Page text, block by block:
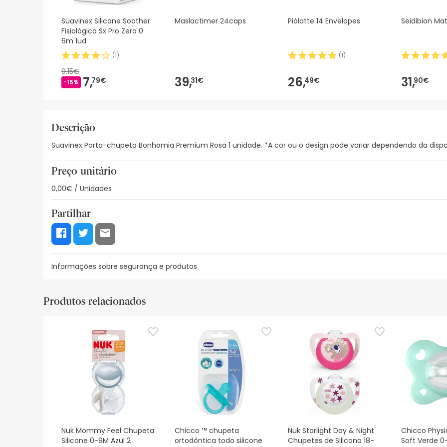
Suavinex Silicone Soother
Fisiológico Sx Pro Zero 0
6m 1ud
(1)
9,15€
-15% 7,79€
Maslactimer 24caps
39,31€
Piólatte 14 Envelopes
(1)
26,49€
Seidibion
31,90€
Descrição
Suavinex Porta-chupeta Bonhomia Premium Rosa 1 unidade. *A cor ou o design pode variar dependendo da
Preço unitário
0,00€ / Unidades
Partilhar
Informações sobre segurança e produtos
Recursos de segurança visual
De momento, não dispomos de imagens de segurança para este produto, mas estamos a trabalhar nisso.
actualizações. Entretanto, recomendamos que leias as informações de segurança que acompanham o
sobre segurança, não hesites em contactar-nos. Além disso, se desejares, também podes devolver o produto
Produtos relacionados
Nuk Mommy Feel Chupeta
Silicone 0-9M Azul 2
Chicco ™ chupeta
ortodôntica todo silicone
Nuk Starlight Day & Night
Chupetes de Silicona 18-
Chicco
Soft Verde